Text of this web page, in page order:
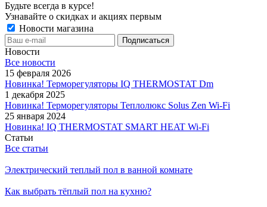
Будьте всегда в курсе!
Узнавайте о скидках и акциях первым
Новости магазина
Новости
Все новости
15 февраля 2026
Новинка! Терморегуляторы IQ THERMOSTAT Dm
1 декабря 2025
Новинка! Терморегуляторы Теплолюкс Solus Zen Wi-Fi
25 января 2024
Новинка! IQ THERMOSTAT SMART HEAT Wi-Fi
Статьи
Все статьи
Электрический теплый пол в ванной комнате
Как выбрать тёплый пол на кухню?